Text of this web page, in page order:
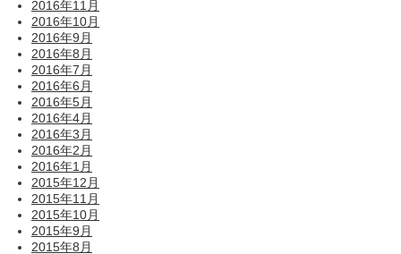
2016年11月
2016年10月
2016年9月
2016年8月
2016年7月
2016年6月
2016年5月
2016年4月
2016年3月
2016年2月
2016年1月
2015年12月
2015年11月
2015年10月
2015年9月
2015年8月